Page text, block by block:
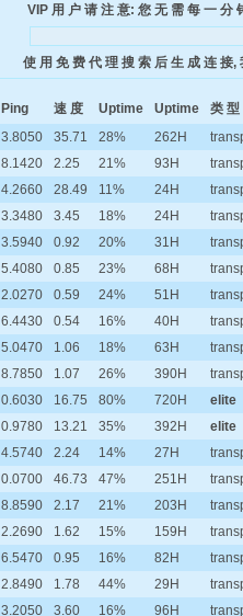
VIP 用 户 请 注 意: 您 无 需 每 一 分
使 用 免 费 代 理 搜 索 后 生 成 连 接
Ping 速 度 Uptime Uptime
类 型
3.8050 35.71 28% 262H
8.1420 2.25 21% 93H
4.2660 28.49 11% 24H
3.3480 3.45 18% 24H
3.5940 0.92 20% 31H
5.4080 0.85 23% 68H
2.0270 0.59 24% 51H
6.4430 0.54 16% 40H
5.0470 1.06 18% 63H
8.7850 1.07 26% 390H
0.6030 16.75 80% 720H
elite
0.9780 13.21 35% 392H
elite
4.5740 2.24 14% 27H
0.0700 46.73 47% 251H
8.8590 2.17 21% 203H
2.2690 1.62 15% 159H
6.5470 0.95 16% 82H
2.8490 1.78 44% 29H
3.2050 3.60 16% 96H